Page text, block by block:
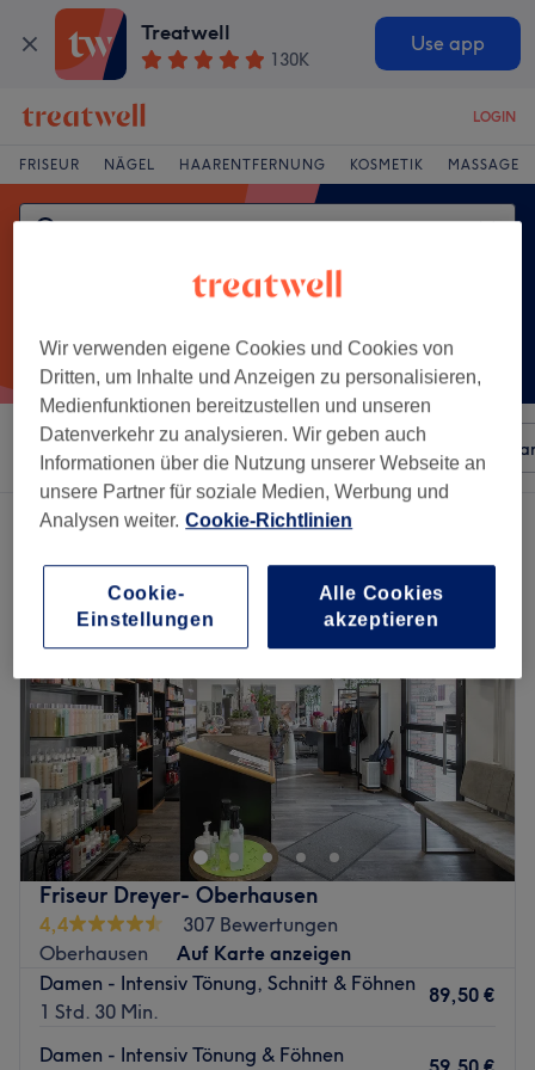
Treatwell
130K
Use app
LOGIN
FRISEUR NÄGEL HAARENTFERNUNG KOSMETIK MASSAGE
Sortieren nach Beliebiger Preis Besonderheiten
Ein Salon, der anbietet: damen - tönung in Oberhausen
Friseur Dreyer- Oberhausen
4,4
307 Bewertungen
Oberhausen
Auf Karte anzeigen
Damen - Intensiv Tönung, Schnitt & Föhnen
1 Std. 30 Min.
89,50 €
Damen - Intensiv Tönung & Föhnen
Wir verwenden eigene Cookies und Cookies von
Dritten, um Inhalte und Anzeigen zu personalisieren,
Medienfunktionen bereitzustellen und unseren
Datenverkehr zu analysieren. Wir geben auch
Informationen über die Nutzung unserer Webseite an
unsere Partner für soziale Medien, Werbung und
Analysen weiter. Cookie-Richtlinien
Cookie-
Einstellungen
Alle Cookies
akzeptieren